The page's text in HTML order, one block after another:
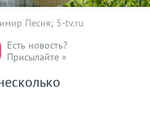
Песня; 5-tv.ru
Есть новость?
Присылайте »